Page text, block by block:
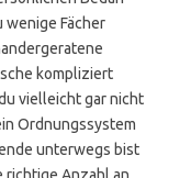
wenige Fächer
kompliziert
vielleicht gar nicht
Ordnungssystem
unterwegs bist